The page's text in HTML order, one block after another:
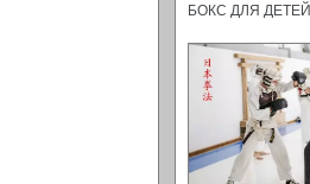
БОКС ДЛЯ ДЕТЕЙ